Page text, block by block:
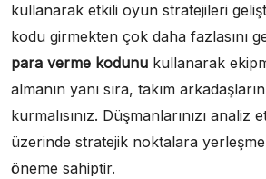
kullanarak etkili oyun stratejileri
kodu girmekten çok daha fazlasını
para verme kodunu kullanarak
almanın yanı sıra, takım
kurmalısınız. Düşmanlarınızı analiz
üzerinde stratejik noktalara
öneme sahiptir.